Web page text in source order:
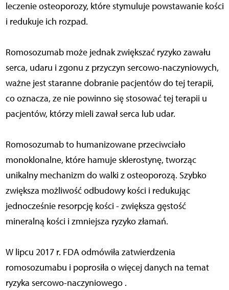
leczenie osteoporozy, które stymuluje powstawanie kości
i redukuje ich rozpad.
Romosozumab może jednak zwiększać ryzyko zawału
serca, udaru i zgonu z przyczyn sercowo-naczyniowych,
ważne jest staranne dobranie pacjentów do tej terapii,
co oznacza, ze nie powinno się stosować tej terapii u
pacjentów, którzy mieli zawał serca lub udar.
Romosozumab to humanizowane przeciwciało
monoklonalne, które hamuje sklerostynę, tworząc
unikalny mechanizm do walki z osteoporozą. Szybko
zwiększa możliwość odbudowy kości i redukując
jednocześnie resorpcję kości - zwiększa gęstość
mineralną kości i zmniejsza ryzyko złamań.
W lipcu 2017 r. FDA odmówiła zatwierdzenia
romosozumabu i poprosiła o więcej danych na temat
ryzyka sercowo-naczyniowego .